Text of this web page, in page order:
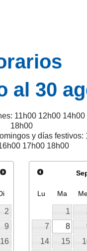
al 30
11h00 12h00
18h00
y días festivos:
17h00 18h00
2
9
16
Lu Ma
1
7
8
14
15